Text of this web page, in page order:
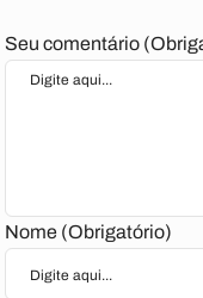
Seu comentário
Nome (Obrigatório)